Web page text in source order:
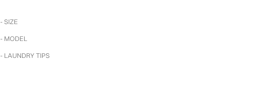
- SIZE
- MODEL
- LAUNDRY TIPS